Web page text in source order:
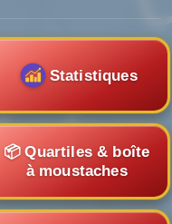
Statistiques
📦 Quartiles & boîte
à moustaches